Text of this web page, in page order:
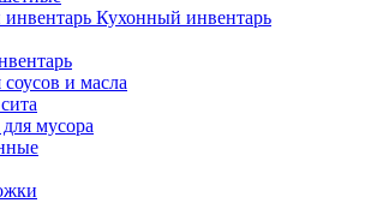
Кухонный инвентарь
и масла
мусора